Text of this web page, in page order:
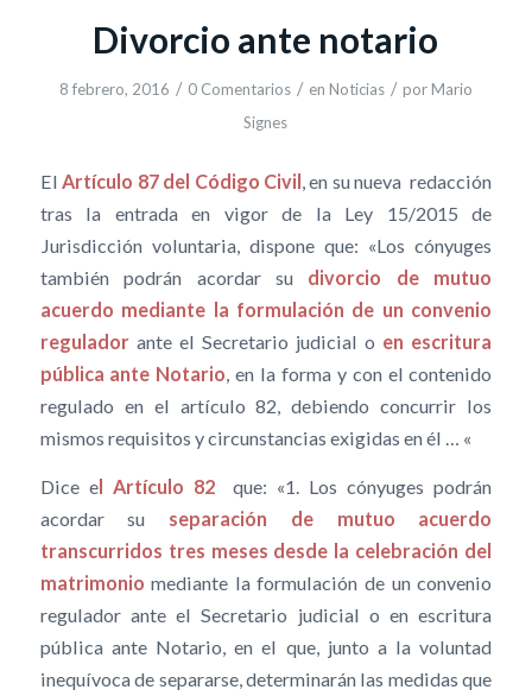
Divorcio ante notario
8 febrero, 2016 / 0 Comentarios / en Noticias / por Mario
Signes
El Artículo 87 del Código Civil, en su nueva redacción
tras la entrada en vigor de la Ley 15/2015 de
Jurisdicción voluntaria, dispone que: «Los cónyuges
también podrán acordar su divorcio de mutuo
acuerdo mediante la formulación de un convenio
reguladorante el Secretario judicial o en escritura
pública ante Notario, en la forma y con el contenido
regulado en el artículo 82, debiendo concurrir los
mismos requisitos y circunstancias exigidas en él … «
Dice el Artículo 82
que: «1. Los cónyuges podrán
acordar su separación de mutuo acuerdo
transcurridos tres meses desde la celebración del
matrimonio mediante la formulación de un convenio
regulador ante el Secretario judicial o en escritura
pública ante Notario, en el que, junto a la voluntad
inequívoca de separarse, determinarán las medidas que